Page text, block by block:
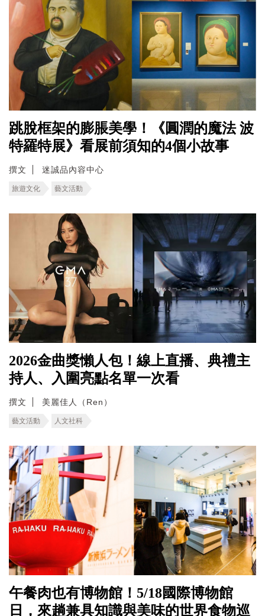
跳脫框架的膨脹美學！《圓潤的魔法 波
特羅特展》看展前須知的4個小故事
撰文 迷誠品內容中心
旅遊文化 藝文活動
2026金曲獎懶人包！線上直播、典禮主
持人、入圍亮點名單一次看
撰文 美麗佳人（Ren）
藝文活動 人文社科
午餐肉也有博物館！5/18國際博物館
日，來趟兼具知識與美味的世界食物巡